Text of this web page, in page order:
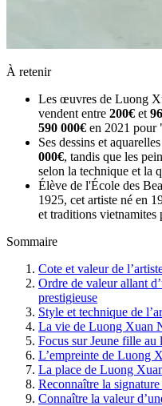
À retenir
Les œuvres de Luong
vendent entre 200€ et
590 000€ en 2021
Ses dessins et
000€, tandis que les
selon la technique et la
Élève de l'École des
1925, cet artiste né en
et traditions vietnamites
Sommaire
Cote et valeur de
Ordre de valeur allant
prestigieuse
Style et technique de
La vie de Luong Xuan
Focus sur Jeune fille
L’empreinte de Luong
La place de Luong
Reconnaître la signature
Connaître la valeur